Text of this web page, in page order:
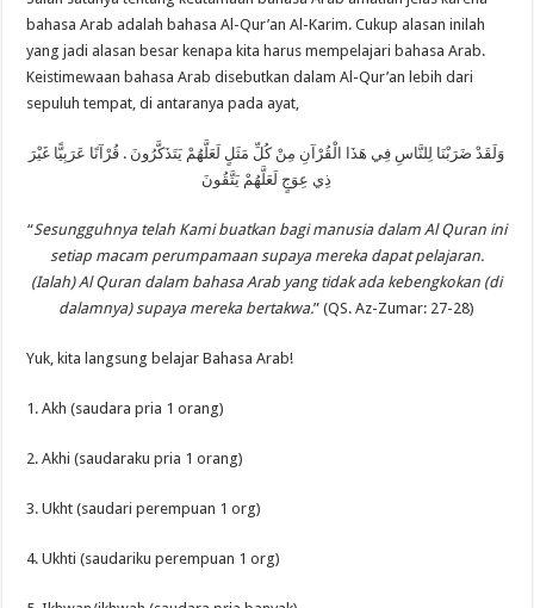
bahasa Arab adalah bahasa Al-Qur’an Al-Karim. Cukup alasan inilah
yang jadi alasan besar kenapa kita harus mempelajari bahasa Arab.
Keistimewaan bahasa Arab disebutkan dalam Al-Qur’an lebih dari
sepuluh tempat, di antaranya pada ayat,
وَلَقَدْ ضَرَبْنَا لِلنَّاسِ فِي هَذَا الْقُرْآنِ مِنْ كُلِّ مَثَلٍ لَعَلَّهُمْ يَتَذَكَّرُونَ . قُرْآنًا عَرَبِيًّا غَيْرَ
ذِي عِوَجٍ لَعَلَّهُمْ يَتَّقُونَ
“Sesungguhnya telah Kami buatkan bagi manusia dalam Al Quran ini
setiap macam perumpamaan supaya mereka dapat pelajaran.
(Ialah) Al Quran dalam bahasa Arab yang tidak ada kebengkokan (di
dalamnya) supaya mereka bertakwa.” (QS. Az-Zumar: 27-28)
Yuk, kita langsung belajar Bahasa Arab!
1. Akh (saudara pria 1 orang)
2. Akhi (saudaraku pria 1 orang)
3. Ukht (saudari perempuan 1 org)
4. Ukhti (saudariku perempuan 1 org)